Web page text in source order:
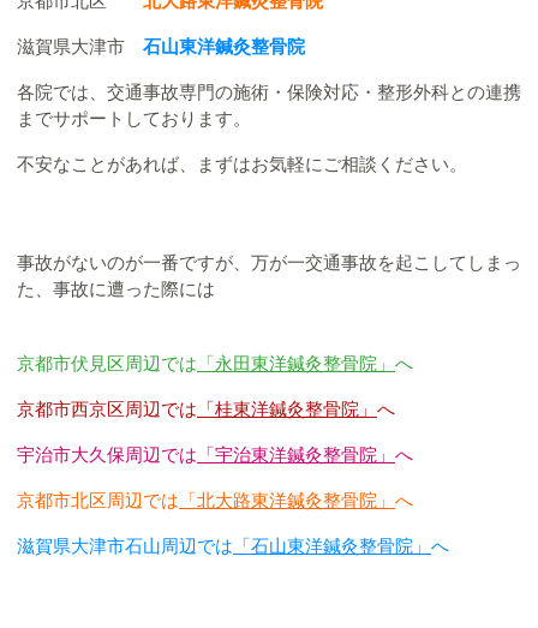
滋賀県大津市 石山東洋鍼灸整骨院
各院では、交通事故専門の施術・保険対応・整形外科との連携
までサポートしております。
不安なことがあれば、まずはお気軽にご相談ください。
事故がないのが一番ですが、万が一交通事故を起こしてしまっ
た、事故に遭った際には
京都市伏見区周辺では 「永田東洋鍼灸整骨院」 へ
京都市西京区周辺では 「桂東洋鍼灸整骨院」 へ
宇治市大久保周辺では 「宇治東洋鍼灸整骨院」 へ
京都市北区周辺では 「北大路東洋鍼灸整骨院」 へ
滋賀県大津市石山周辺では 「石山東洋鍼灸整骨院」 へ